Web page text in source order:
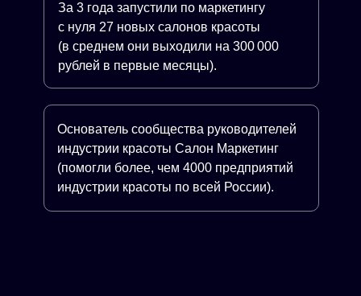
За 3 года запустили по маркетингу
с нуля 27 новых салонов красоты
(в среднем они выходили на 300 000
рублей в первые месяцы).
Основатель сообщества руководителей
индустрии красоты Салон Маркетинг
(помогли более, чем 4000 предприятий
индустрии красоты по всей России).